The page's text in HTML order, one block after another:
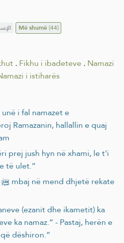
Më shumë(44)
.Fikhu i ibadeteve .Namazi
i istiharës
i fal namazet e
Ramazanin, hallallin e quaj
prej jush hyn në xhami, le t'i
të ulet.”
(ezanit dhe ikametit) ka
ka namaz.” - Pastaj, herën e
dëshiron.”